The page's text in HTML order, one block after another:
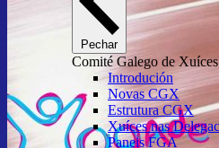
Pechar
Comité Galego de Xuíces
Introdución
Novas CGX
Estrutura CGX
Xuíces nas
Paneis FGA